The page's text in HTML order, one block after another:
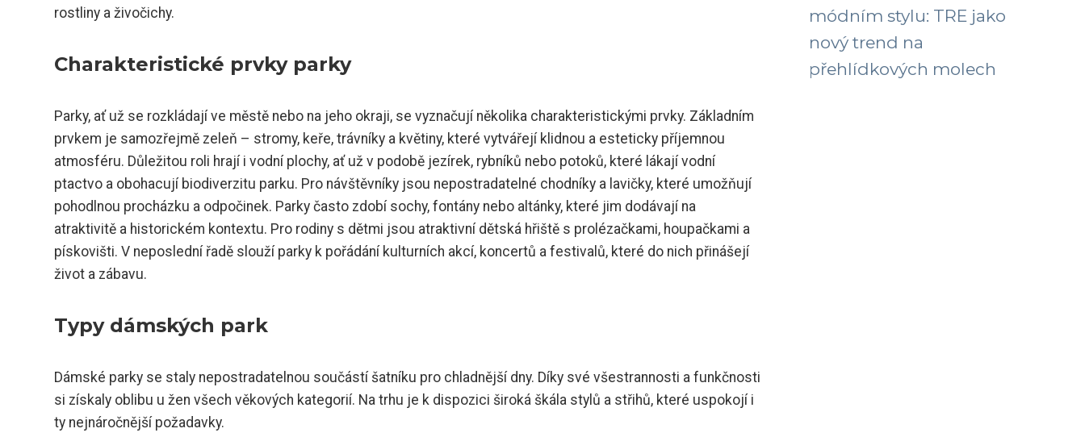
rostliny a živočichy.
Charakteristické prvky parky
Parky, ať už se rozkládají ve městě nebo na jeho okraji, se vyznačují několika charakteristickými prvky. Základním
prvkem je samozřejmě zeleň – stromy, keře, trávníky a květiny, které vytvářejí klidnou a esteticky příjemnou
atmosféru. Důležitou roli hrají i vodní plochy, ať už v podobě jezírek, rybníků nebo potoků, které lákají vodní
ptactvo a obohacují biodiverzitu parku. Pro návštěvníky jsou nepostradatelné chodníky a lavičky, které umožňují
pohodlnou procházku a odpočinek. Parky často zdobí sochy, fontány nebo altánky, které jim dodávají na
atraktivitě a historickém kontextu. Pro rodiny s dětmi jsou atraktivní dětská hřiště s prolézačkami, houpačkami a
pískovišti. V neposlední řadě slouží parky k pořádání kulturních akcí, koncertů a festivalů, které do nich přinášejí
život a zábavu.
Typy dámských park
Dámské parky se staly nepostradatelnou součástí šatníku pro chladnější dny. Díky své všestrannosti a funkčnosti
si získaly oblibu u žen všech věkových kategorií. Na trhu je k dispozici široká škála stylů a střihů, které uspokojí i
ty nejnáročnější požadavky.
módním stylu: TRE jako
nový trend na
přehlídkových molech